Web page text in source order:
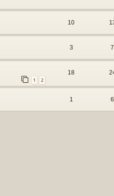
10
3
1 2
18
1